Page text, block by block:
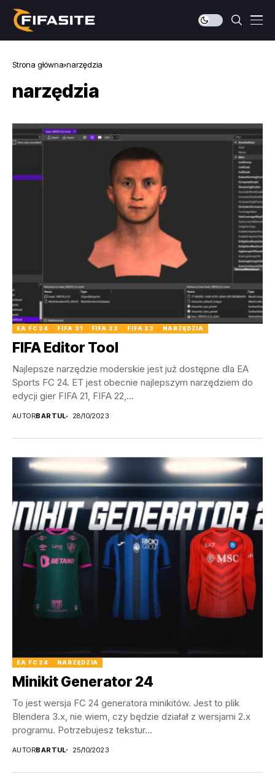
Strona główna narzędzia
narzędzia
EA FC 24 FIFA 21 FIFA 22 FIFA 23 NARZĘDZIA
FIFA Editor Tool
Najlepsze narzędzie moderskie jest już dostępne dla EA
Sports FC 24. ET jest obecnie najlepszym narzędziem do
edycji gier FIFA 21, FIFA 22,...
AUTORBARTUL 28/10/2023
EA FC 24 NARZĘDZIA
Minikit Generator 24
To jest wersja FC 24 generatora minikitów. Jest to plik
Blendera 3.x, nie wiem, czy będzie działał z wersjami 2.x
programu. Potrzebujesz tekstur...
AUTORBARTUL 25/10/2023